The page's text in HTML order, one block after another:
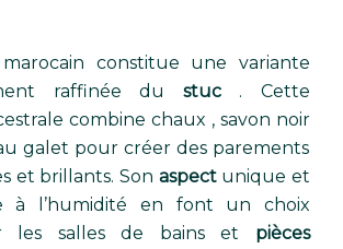
constitue une variante
raffinée du stuc . Cette
combine chaux , savon noir
galet pour créer des parements
et brillants. Son aspectunique et
à l’humidité en font un choix
les salles de bains et pièces